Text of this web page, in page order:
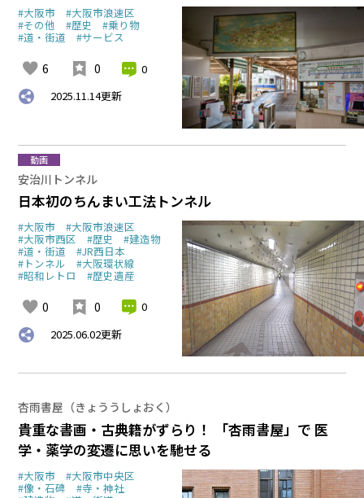
#大阪市 #大阪市浪速区
#その他 #歴史 #乗り物
#道・街道 #サービス
6 0
0
2025.11.14更新
安治川トンネル
日本初のちんまい工法トンネル
#大阪市 #大阪市浪速区
#大阪市西区 #歴史 #建造物
#道・街道 #JR西日本
#トンネル #大阪環状線
#昭和レトロ #歴史遺産
0 0
0
2025.06.02更新
動画
杏雨書屋（きょううしょおく）
貴重な書画・古典籍がずらり！ 「杏雨書屋」で 医
学・薬学の変遷に思いを馳せる
#大阪市 #大阪市中央区
#像・石碑 #寺・神社